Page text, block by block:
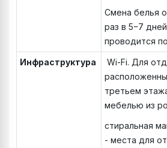
Смена белья
раз в 5−7
проводится
Инфраструктура
Wi-Fi. Для
третьем
мебелью из
стиральная
- места для